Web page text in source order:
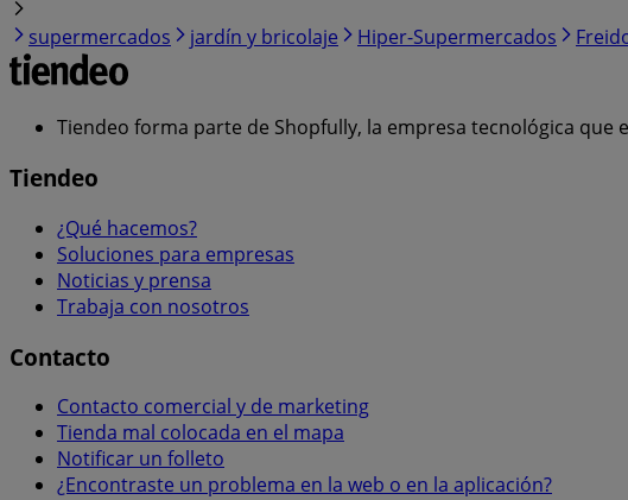
supermercados
jardín y bricolaje Hiper-Supermercados
Tiendeo forma parte de Shopfully, la empresa tecnológica
Tiendeo
¿Qué hacemos?
Soluciones para empresas
Noticias y prensa
Trabaja con nosotros
Contacto
Contacto comercial y de marketing
Tienda mal colocada en el mapa
Notificar un folleto
¿Encontraste un problema en la web o en la aplicación?